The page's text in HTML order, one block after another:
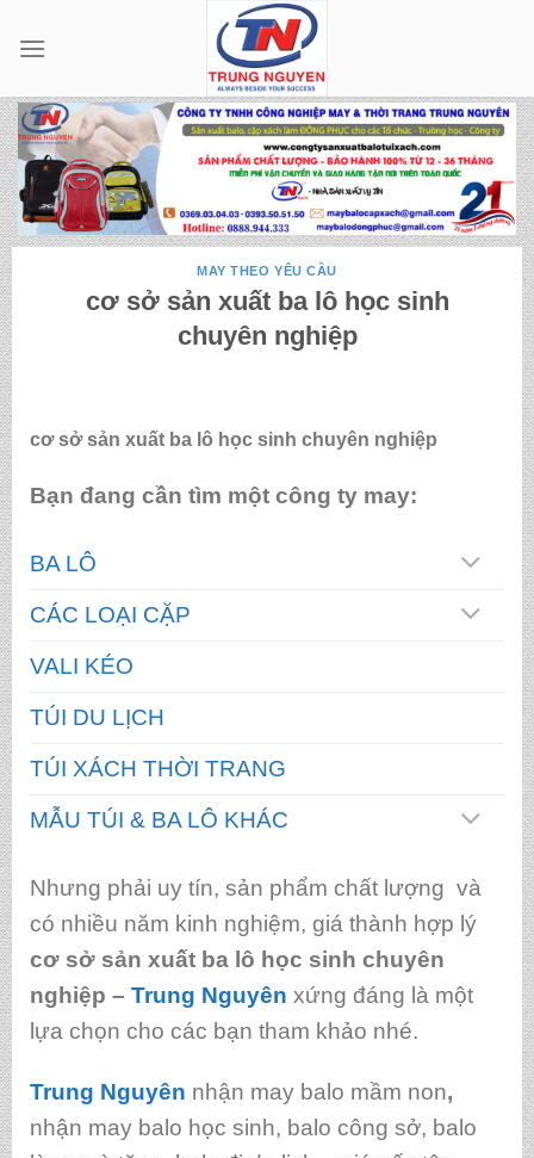
MAY THEO YÊU CẦU
cơ sở sản xuất ba lô học sinh
chuyên nghiệp
cơ sở sản xuất ba lô học sinh chuyên nghiệp
Bạn đang cần tìm một công ty may:
BA LÔ
CÁC LOẠI CẶP
VALI KÉO
TÚI DU LỊCH
TÚI XÁCH THỜI TRANG
MẪU TÚI & BA LÔ KHÁC
Nhưng phải uy tín, sản phẩm chất lượng và
có nhiều năm kinh nghiệm, giá thành hợp lý
cơ sở sản xuất ba lô học sinh chuyên
nghiệp – Trung Nguyên xứng đáng là một
lựa chọn cho các bạn tham khảo nhé.
Trung Nguyên nhận may balo mầm non,
nhận may balo học sinh, balo công sở, balo